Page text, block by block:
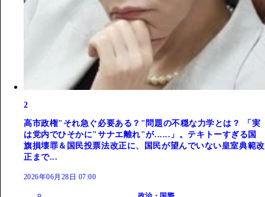
2
高市政権"それ急ぐ必要ある？"問題の不穏な力学とは？ 「実
は党内でひそかに"サナエ離れ"が......」。テキトーすぎる国
旗損壊罪＆国民投票法改正に、国民が望んでいない皇室典範改
正まで...
2026年06月28日 07:00